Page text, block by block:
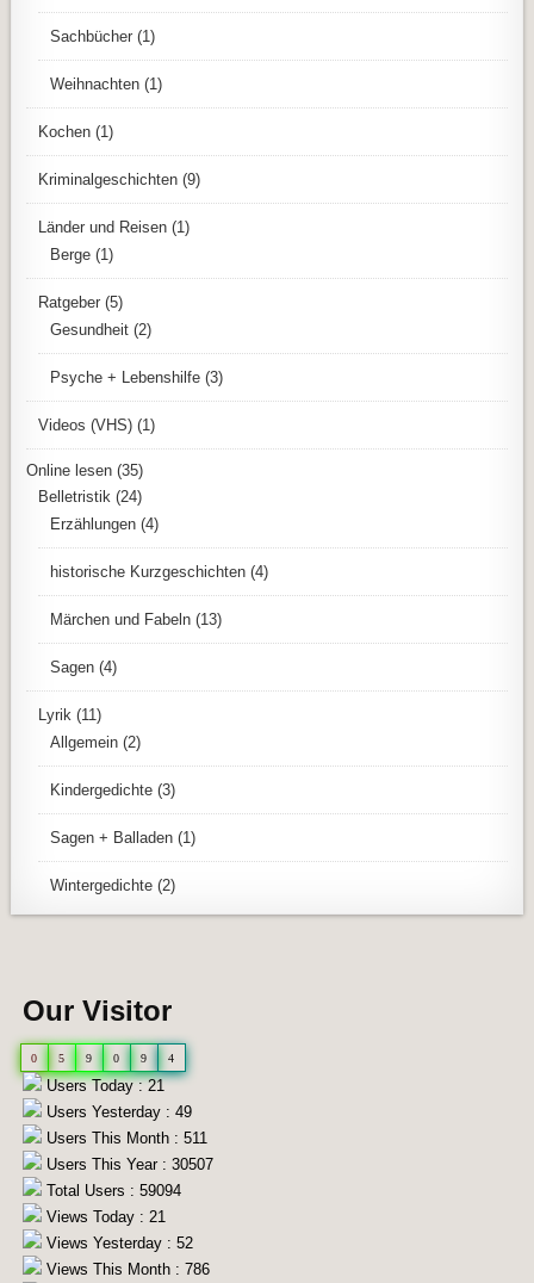
Sachbücher (1)
Weihnachten (1)
Kochen (1)
Kriminalgeschichten (9)
Länder und Reisen (1)
Berge (1)
Ratgeber (5)
Gesundheit (2)
Psyche + Lebenshilfe (3)
Videos (VHS) (1)
Online lesen (35)
Belletristik (24)
Erzählungen (4)
historische Kurzgeschichten (4)
Märchen und Fabeln (13)
Sagen (4)
Lyrik (11)
Allgemein (2)
Kindergedichte (3)
Sagen + Balladen (1)
Wintergedichte (2)
Our Visitor
0 5 9 0 9 4
Users Today : 21
Users Yesterday : 49
Users This Month : 511
Users This Year : 30507
Total Users : 59094
Views Today : 21
Views Yesterday : 52
Views This Month : 786